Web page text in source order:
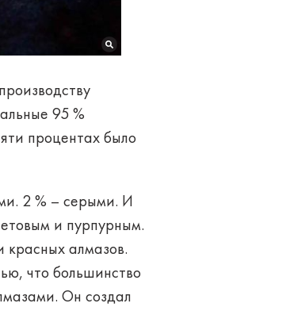
95 %
процентах было
2 % – серыми. И
и пурпурным.
красных алмазов.
что большинство
Он создал